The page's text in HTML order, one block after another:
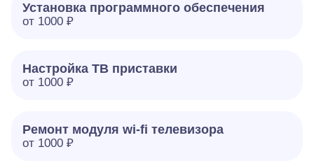
Установка программного обеспечения
от 1000 ₽
Настройка ТВ приставки
от 1000 ₽
Ремонт модуля wi-fi телевизора
от 1000 ₽